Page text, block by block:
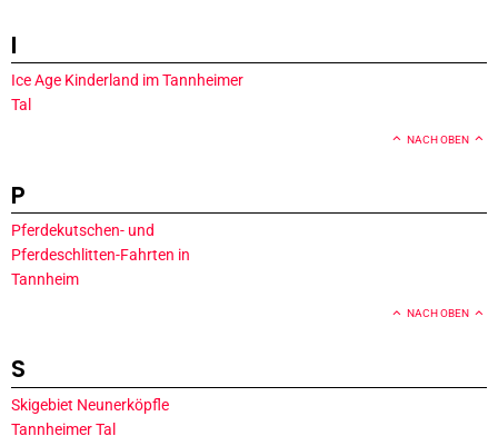
I
Ice Age Kinderland im Tannheimer
Tal
NACH OBEN
P
Pferdekutschen- und
Pferdeschlitten-Fahrten in
Tannheim
NACH OBEN
S
Skigebiet Neunerköpfle
Tannheimer Tal